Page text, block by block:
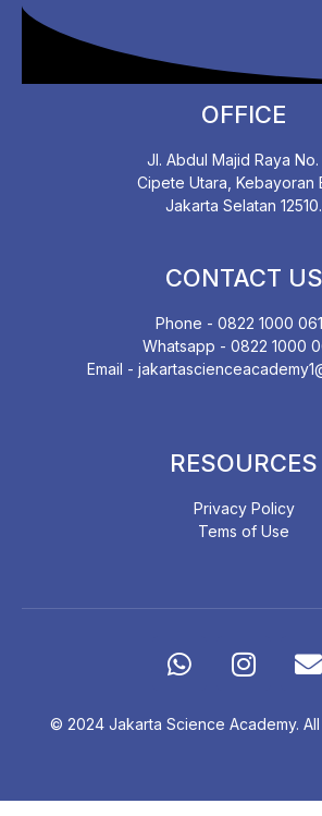
OFFICE
Jl. Abdul Majid Raya No.
Cipete Utara, Kebayoran
Jakarta Selatan 12510.
CONTACT US
Phone - 0822 1000
Whatsapp - 0822 1000
Email -
RESOURCES
Privacy Policy
Tems of Use
© 2024 Jakarta Science Academy.